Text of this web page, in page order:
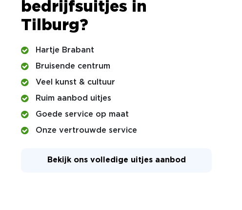
bedrijfsuitjes in
Tilburg?
Hartje Brabant
Bruisende centrum
Veel kunst & cultuur
Ruim aanbod uitjes
Goede service op maat
Onze vertrouwde service
Bekijk ons volledige uitjes aanbod